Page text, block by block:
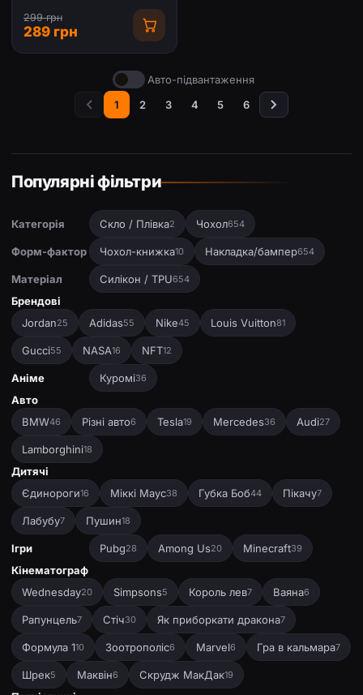
299 грн
289 грн
Авто-підвантаження
1
2 3 4 5 6
Популярні фільтри
Категорія Скло / Плівка2 Чохол654
Форм-фактор Чохол-книжка10 Накладка/бампер654
Матеріал Силікон / TPU654
Брендові
Jordan25 Adidas55 Nike45 Louis Vuitton81
Gucci55 NASA16 NFT12
Аніме Куромі36
Авто
BMW46 Різні авто6 Tesla19 Mercedes36 Audi27
Lamborghini18
Дитячі
Єдинороги16 Міккі Маус38 Губка Боб44 Пікачу7
Лабубу7 Пушин18
Ігри Pubg28 Among Us20 Minecraft39
Кінематограф
Wednesday20 Simpsons5 Король лев7 Ваяна6
Рапунцель7 Стіч30 Як приборкати дракона7
Формула 110 Зоотрополіс6 Marvel6 Гра в кальмара7
Шрек5 Маквін6 Скрудж МакДак19